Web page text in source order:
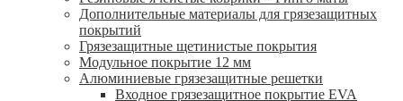
Дополнительные материалы для грязезащитных
покрытий
Грязезащитные щетинистые покрытия
Модульное покрытие 12 мм
Алюминиевые грязезащитные решетки
Входное грязезащитное покрытие EVA